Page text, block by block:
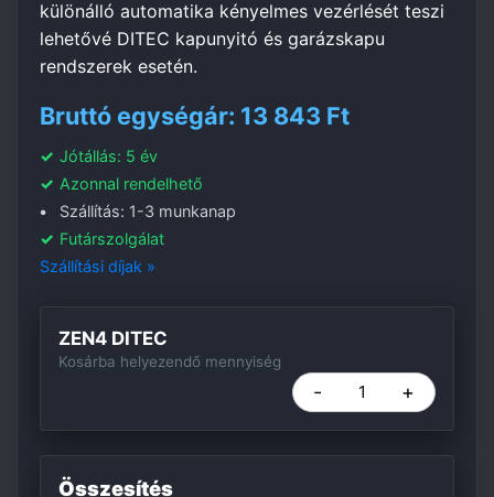
különálló automatika kényelmes vezérlését teszi
lehetővé DITEC kapunyitó és garázskapu
rendszerek esetén.
Bruttó egységár: 13 843 Ft
Jótállás: 5 év
Azonnal rendelhető
Szállítás: 1-3 munkanap
Futárszolgálat
Szállítási díjak »
ZEN4 DITEC
Kosárba helyezendő mennyiség
- +
Összesítés